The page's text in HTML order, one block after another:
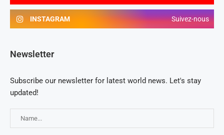
INSTAGRAM Suivez-nous
Newsletter
Subscribe our newsletter for latest world news. Let's stay
updated!